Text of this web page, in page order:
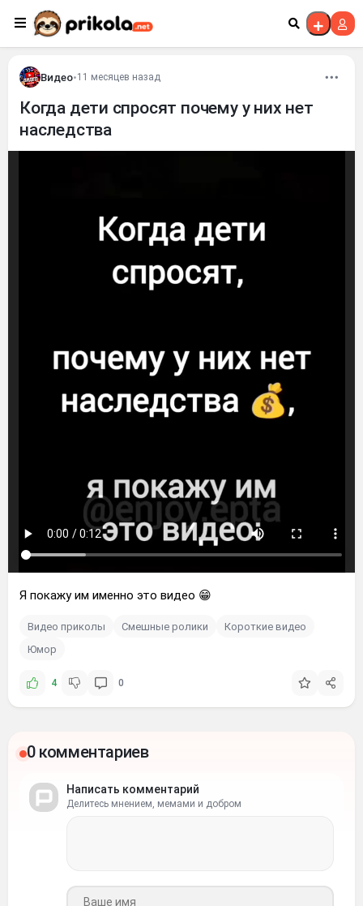
Перейти к контенту
Видео•11 месяцев назад
Когда дети спросят почему у них нет
наследства
Я покажу им именно это видео 😁
Видео приколы Смешные ролики
Короткие видео
Юмор
4 0
0 комментариев
Написать комментарий
Делитесь мнением, мемами и добром
Ваше имя